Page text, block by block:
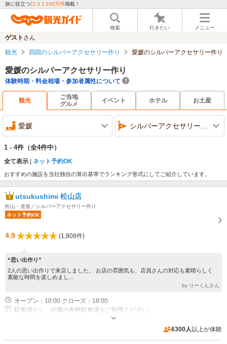
旅に役立つ口コミ100万件掲載！
検索 行きたい メニュー
ゲスト さん
観光 四国のシルバーアクセサリー作り 愛媛のシルバーアクセサリー作り
愛媛のシルバーアクセサリー作り
体験時期・料金相場・参加者属性について
観光
ご当地
グルメ
イベント ホテル お土産
愛媛 シルバーアクセサリー作り
1 - 4件 （全4件中）
全て表示 ネット予約OK
おすすめの施設を当社独自の算出基準でランキング形式にしてご紹介しています。
utsukushimi 松山店
松山・道後／シルバーアクセサリー作り
ネット予約OK
4.9 (1,808件)
“思い出作り”
2人の思い出作りで来店しました。 お店の雰囲気も、店員さんの対応も素晴らしく
素敵な時間を楽しめまし...
by りーくんさん
オープン：10:00 クローズ：18:00
駐車場なし 近隣の有料駐車場をご利用ください。
6300人 以上が体験